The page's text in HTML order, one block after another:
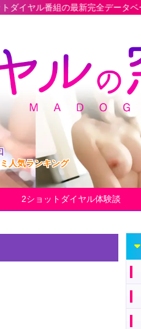
新完全データベース
人気ランキング
2ショットダイヤル体験談